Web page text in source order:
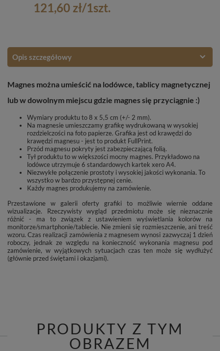
121,60 zł/1szt.
Opis szczegółowy
Magnes można umieścić na lodówce, tablicy magnetycznej
lub w dowolnym miejscu gdzie magnes się przyciągnie :)
Wymiary produktu to 8 x 5,5 cm (+/- 2 mm).
Na magnesie umieszczamy grafikę wydrukowaną w wysokiej
rozdzielczości na foto papierze. Grafika jest od krawędzi do
krawędzi magnesu - jest to produkt FullPrint.
Przód magnesu pokryty jest zabezpieczającą folią.
Tył produktu to w większości mocny magnes. Przykładowo na
lodówce utrzymuje 6 standardowych kartek xero A4.
Niezwykłe połączenie prostoty i wysokiej jakości wykonania. To
wszystko w bardzo przystępnej cenie.
Każdy magnes produkujemy na zamówienie.
Przestawione w galerii oferty grafiki to możliwie wiernie oddane
wizualizacje. Rzeczywisty wygląd przedmiotu może się nieznacznie
różnić - ma to związek z ustawieniem wyświetlania kolorów na
monitorze/smartphonie/tablecie. Nie zmieni się rozmieszczenie, ani treść
wzoru. Czas realizacji zamówienia z magnesem wynosi zazwyczaj 1 dzień
roboczy, jednak ze względu na konieczność wykonania magnesu pod
zamówienie, w wyjątkowych sytuacjach czas ten może się wydłużyć
(głównie przed świętami i okazjami).
PRODUKTY Z TYM
OBRAZEM